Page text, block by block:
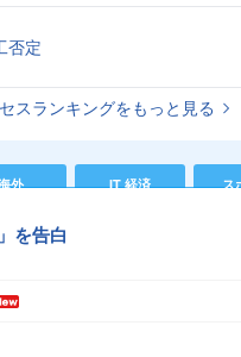
否定
スランキングをもっと見る
外 IT 経済 ス
を告白